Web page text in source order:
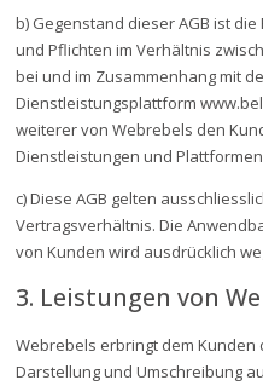
b) Gegenstand dieser AGB ist
und Pflichten im Verhältnis
bei und im Zusammenhang mit
Dienstleistungsplattform
weiterer von Webrebels den
Dienstleistungen und
c) Diese AGB gelten
Vertragsverhältnis. Die
von Kunden wird ausdrücklich
3. Leistungen von
Webrebels erbringt dem
Darstellung und Umschreibung